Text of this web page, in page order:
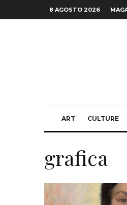
8 AGOSTO 2026
ART CULTURE
grafica